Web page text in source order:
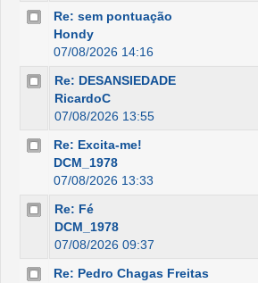
Re: sem pontuação
Hondy
07/08/2026 14:16
Re: DESANSIEDADE
RicardoC
07/08/2026 13:55
Re: Excita-me!
DCM_1978
07/08/2026 13:33
Re: Fé
DCM_1978
07/08/2026 09:37
Re: Pedro Chagas Freitas